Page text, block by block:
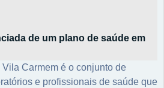
de um plano de saúde em
Carmem é o conjunto de
e profissionais de saúde que